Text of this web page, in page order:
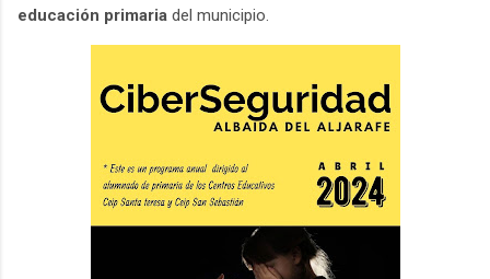
educación primaria del municipio.